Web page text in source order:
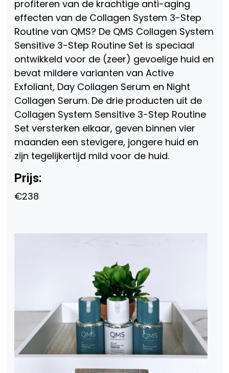
profiteren van de krachtige anti-aging
effecten van de Collagen System 3-Step
Routine van QMS? De QMS Collagen System
Sensitive 3-Step Routine Set is speciaal
ontwikkeld voor de (zeer) gevoelige huid en
bevat mildere varianten van Active
Exfoliant, Day Collagen Serum en Night
Collagen Serum. De drie producten uit de
Collagen System Sensitive 3-Step Routine
Set versterken elkaar, geven binnen vier
maanden een stevigere, jongere huid en
zijn tegelijkertijd mild voor de huid.
Prijs:
€238